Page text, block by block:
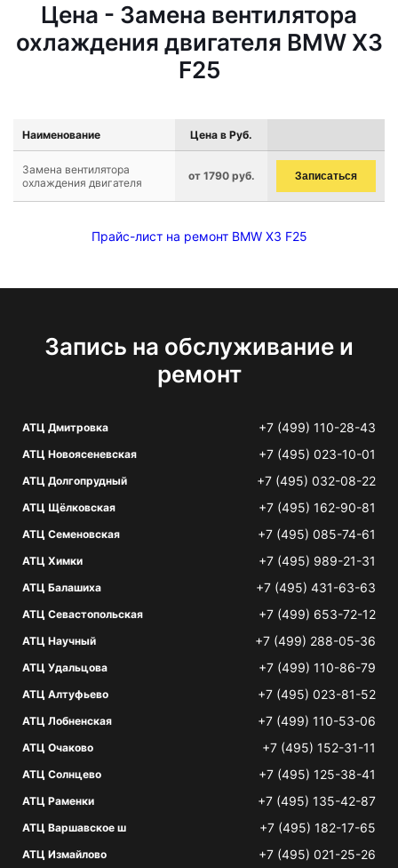
Цена - Замена вентилятора
охлаждения двигателя BMW X3
F25
Наименование Цена в Руб.
Замена вентилятора
охлаждения двигателя
от 1790 руб. Записаться
Прайс-лист на ремонт BMW X3 F25
Запись на обслуживание и
ремонт
АТЦ Дмитровка +7 (499) 110-28-43
АТЦ Новоясеневская +7 (495) 023-10-01
АТЦ Долгопрудный +7 (495) 032-08-22
АТЦ Щёлковская +7 (495) 162-90-81
АТЦ Семеновская +7 (495) 085-74-61
АТЦ Химки +7 (495) 989-21-31
АТЦ Балашиха +7 (495) 431-63-63
АТЦ Севастопольская +7 (499) 653-72-12
АТЦ Научный +7 (499) 288-05-36
АТЦ Удальцова +7 (499) 110-86-79
АТЦ Алтуфьево +7 (495) 023-81-52
АТЦ Лобненская +7 (499) 110-53-06
АТЦ Очаково +7 (495) 152-31-11
АТЦ Солнцево +7 (495) 125-38-41
АТЦ Раменки +7 (495) 135-42-87
АТЦ Варшавское ш +7 (495) 182-17-65
АТЦ Измайлово +7 (495) 021-25-26